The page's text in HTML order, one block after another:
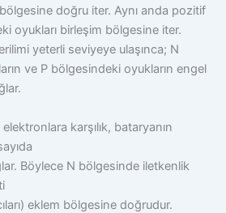
doğru iter. Aynı anda pozitif
oyukları birleşim bölgesine iter.
yeterli seviyeye ulaşınca; N
ve P bölgesindeki oyukların engel
karşılık, bataryanın
Böylece N bölgesinde iletkenlik
eklem bölgesine doğrudur.